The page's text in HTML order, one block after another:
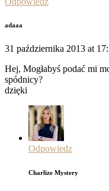
adaaa
31 października 2013 at
Hej, Mogłabyś podać mi
spódnicy?
dzięki
Odpowiedz
Charlize Mystery